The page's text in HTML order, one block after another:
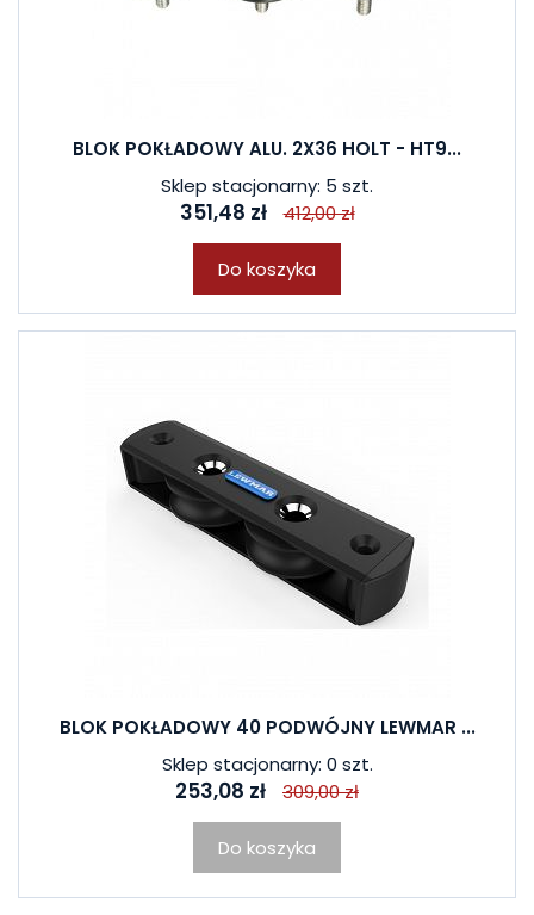
BLOK POKŁADOWY ALU. 2X36 HOLT - HT9...
Sklep stacjonarny: 5 szt.
351,48 zł 412,00 zł
Do koszyka
BLOK POKŁADOWY 40 PODWÓJNY LEWMAR ...
Sklep stacjonarny: 0 szt.
253,08 zł 309,00 zł
Do koszyka